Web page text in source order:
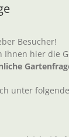
Besucher!
Ihnen hier die
unter